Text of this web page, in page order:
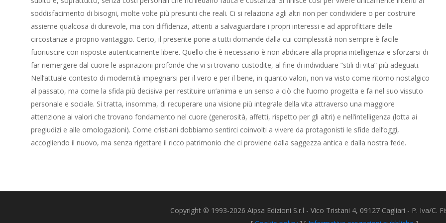
soddisfacimento di bisogni, molte volte più presunti che reali. Ci si relaziona agli altri non per condividere o per costruire
assieme qualcosa di durevole, ma con diffidenza, attenti a salvaguardare i propri interessi e ad approfittare delle
circostanze a proprio vantaggio. Certo, il presente pone a tutti domande dalla cui complessità non sempre è facile
fuoriuscire con risposte autenticamente libere. Quello che è necessario è non abdicare alla propria intelligenza e sforzarsi di
far riemergere dal cuore le aspirazioni profonde che vi si trovano custodite, al fine di individuare “stili di vita” più adeguati.
Nell’attuale contesto di modernità impegnarsi per il vero e per il bene, in quanto valori, non va visto come ritorno nostalgico
al passato, ma come la sfida più decisiva per restituire un’anima e un senso a ciò che l’uomo progetta e fa nel suo vissuto
personale e sociale. Si tratta, insomma, di recuperare una visione più integrale della vita attraverso una maggiore
attenzione ai valori che trovano fondamento nel cuore (generosità, affetti, rispetto per gli altri) e nell’intelligenza (lotta ai
pregiudizi e alle omologazioni). Come cristiani dobbiamo sentirci coinvolti a vivere da protagonisti le sfide dell’oggi,
accogliendo il nuovo, ma senza rigettare il ricco patrimonio che ci proviene dalla saggezza antica e dalla nostra fede.
Copyright © 1993-2026 Aipsa Edizioni S.r.l - Vico Tristani 4, 09127 Cagliari - P. Iva/C.